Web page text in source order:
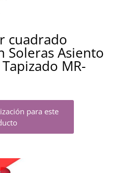
cuadrado
Soleras Asiento
MR-
para este